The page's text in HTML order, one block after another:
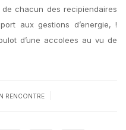
chacun des recipiendaires
aux gestions d’energie, !
d’une accolees au vu de
RENCONTRE